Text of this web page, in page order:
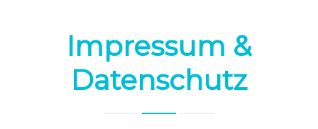
Impressum &
Datenschutz